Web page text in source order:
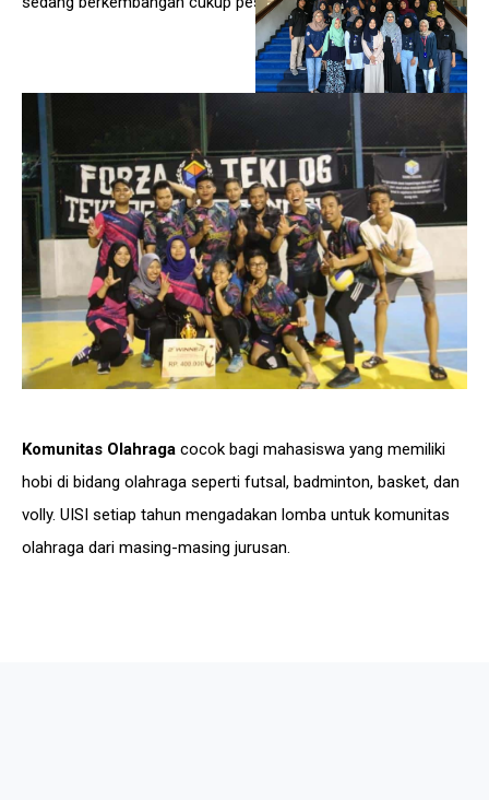
Komunitas Olahraga cocok bagi mahasiswa yang memiliki
hobi di bidang olahraga seperti futsal, badminton, basket, dan
volly. UISI setiap tahun mengadakan lomba untuk komunitas
olahraga dari masing-masing jurusan.